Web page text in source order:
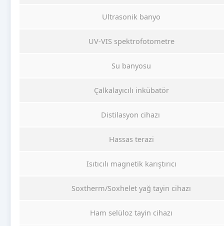
Ultrasonik banyo
UV-VIS spektrofotometre
Su banyosu
Çalkalayıcılı inkübatör
Distilasyon cihazı
Hassas terazi
Isıtıcılı magnetik karıştırıcı
Soxtherm/Soxhelet yağ tayin cihazı
Ham selüloz tayin cihazı